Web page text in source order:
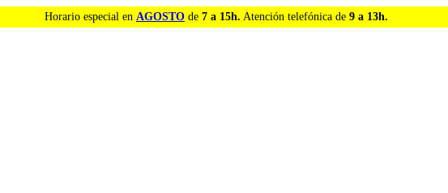
Horario especial en AGOSTO de 7 a 15h. Atención telefónica de 9 a 13h.